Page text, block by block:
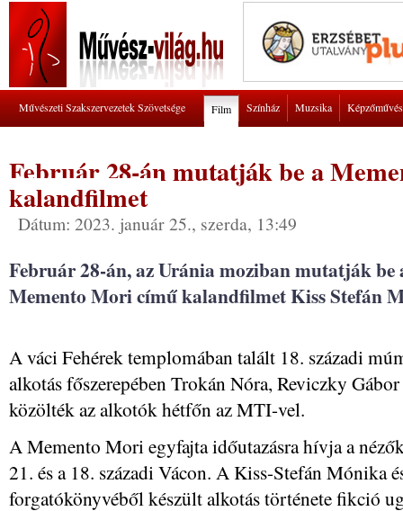
Művészeti Szakszervezetek Szövetsége Film Színház Muzsika
Február 28-án mutatják be a
kalandfilmet
Dátum: 2023. január 25., szerda, 13:49
Február 28-án, az Uránia moziban mutatják
Memento Mori című kalandfilmet Kiss Stefán
A váci Fehérek templomában talált 18. századi
alkotás főszerepében Trokán Nóra, Reviczky
közölték az alkotók hétfőn az MTI-vel.
A Memento Mori egyfajta időutazásra hívja a
21. és a 18. századi Vácon. A Kiss-Stefán Mónika
forgatókönyvéből készült alkotás története fikció